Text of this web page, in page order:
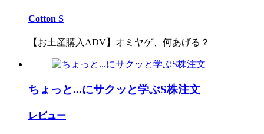
Cotton S
【お土産購入ADV】オミヤゲ、何あげる？
ちょっと...にサクッと学ぶS株注文
レビュー